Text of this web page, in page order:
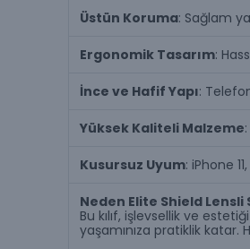
Üstün Koruma: Sağlam
Ergonomik Tasarım:
İnce ve Hafif Yapı:
Yüksek Kaliteli Malzeme
Kusursuz Uyum: iPhone
Neden Elite Shield Lensli
Bu kılıf, işlevsellik ve
yaşamınıza pratiklik